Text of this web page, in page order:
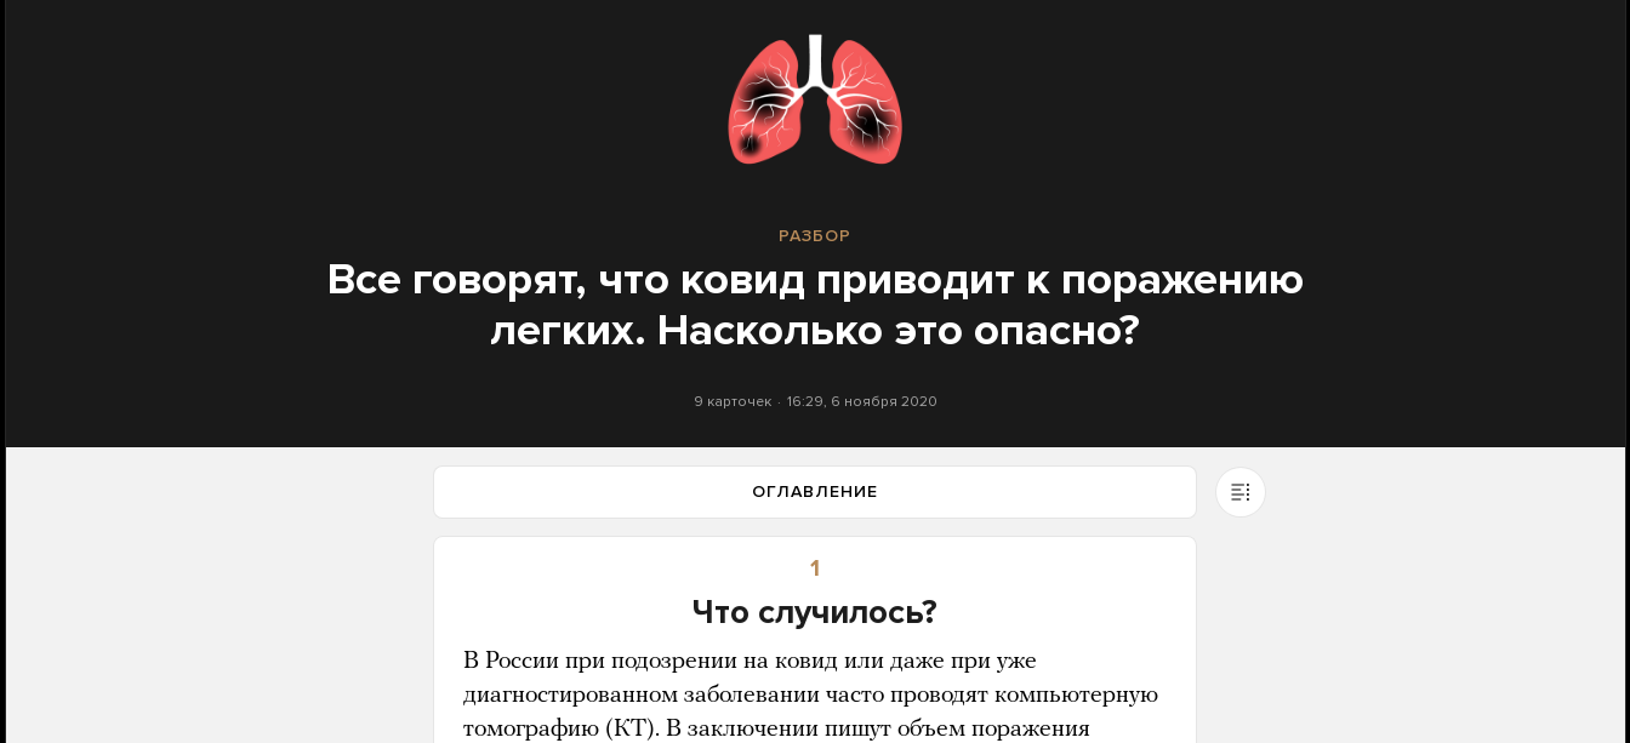
РАЗБОР
Все говорят, что ковид приводит к поражению
легких. Насколько это опасно?
9 карточек 16:29, 6 ноября 2020
ОГЛАВЛЕНИЕ
1
Что случилось?
В России при подозрении на ковид или даже при уже
диагностированном заболевании часто проводят компьютерную
томографию (КТ). В заключении пишут объем поражения